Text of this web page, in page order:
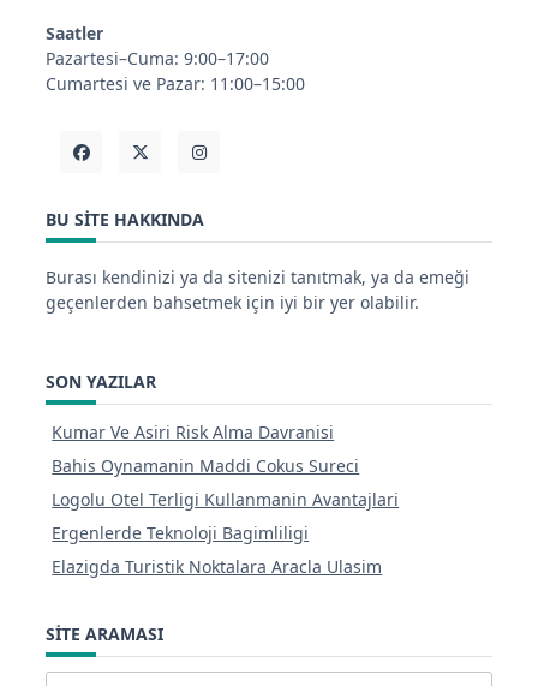
Saatler
Pazartesi–Cuma: 9:00–17:00
Cumartesi ve Pazar: 11:00–15:00
BU SITE HAKKINDA
Burası kendinizi ya da sitenizi tanıtmak, ya da emeği
geçenlerden bahsetmek için iyi bir yer olabilir.
SON YAZILAR
Kumar Ve Asiri Risk Alma Davranisi
Bahis Oynamanin Maddi Cokus Sureci
Logolu Otel Terligi Kullanmanin Avantajlari
Ergenlerde Teknoloji Bagimliligi
Elazigda Turistik Noktalara Aracla Ulasim
SITE ARAMASI